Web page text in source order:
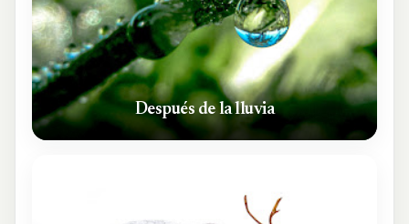
Después de la lluvia